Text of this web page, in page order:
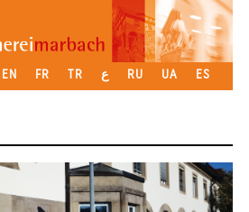
EN FR TR ع RU UA ES